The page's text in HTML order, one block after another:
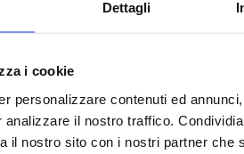
Dettagli
i cookie
personalizzare contenuti ed
analizzare il nostro traffico.
il nostro sito con i nostri partner che
oscilloscopes: -MTX3x52 v1.x --> v1.07 -
v3.x...